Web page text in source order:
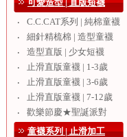
可愛造型 | 直版短襪
‧
C.C.CAT系列 | 純棉童襪
‧
細針精梳棉 | 造型童襪
‧
造型直版 | 少女短襪
‧
止滑直版童襪 | 1-3歲
‧
止滑直版童襪 | 3-6歲
‧
止滑直版童襪 | 7-12歲
‧
歡樂節慶★聖誕派對
童襪系列 | 止滑加工